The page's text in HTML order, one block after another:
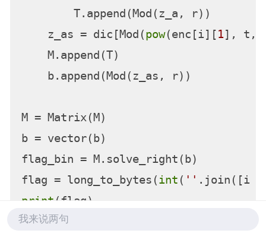
        T.append(Mod(z_a, r))
    z_as = dic[Mod(
pow(enc[i][1], t,
    M.append(T)
    b.append(Mod(z_as, r))
M = Matrix(M)
b = vector(b)
flag_bin = M.solve_right(b)
flag = long_to_bytes(int ( '' .join([i
print (flag)
我来说两句